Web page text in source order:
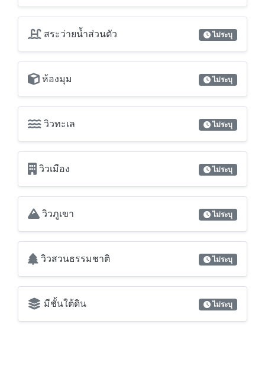
สระว่ายน้ำส่วนตัว ไม่ระบุ
ห้องมุม ไม่ระบุ
วิวทะเล ไม่ระบุ
วิวเมือง ไม่ระบุ
วิวภูเขา ไม่ระบุ
วิวสวนธรรมชาติ ไม่ระบุ
มีชั้นใต้ดิน ไม่ระบุ